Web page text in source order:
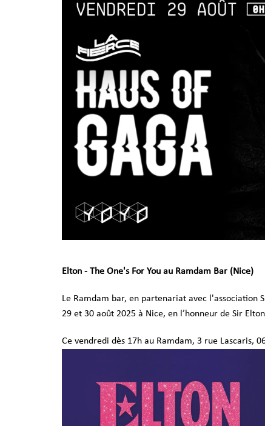
Elton - The One's For You au Ramdam Bar (Nice)
Le Ramdam bar, en partenariat avec l'association
29 et 30 août 2025 à Nice, en l’honneur de Sir
Ce vendredi dès 17h au Ramdam, 3 rue Lascaris,